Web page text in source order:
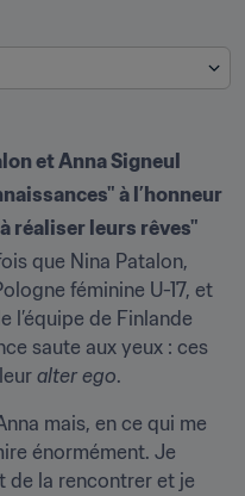
et Anna Signeul
à l’honneur
réaliser leurs rêves"
que Nina Patalon,
féminine U-17, et
l’équipe de Finlande
saute aux yeux : ces
alter ego.
mais, en ce qui me
énormément. Je
de la rencontrer et je